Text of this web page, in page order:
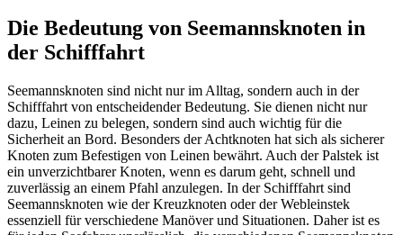
Die Bedeutung von Seemannsknoten in
der Schifffahrt
Seemannsknoten sind nicht nur im Alltag, sondern auch in der
Schifffahrt von entscheidender Bedeutung. Sie dienen nicht nur
dazu, Leinen zu belegen, sondern sind auch wichtig für die
Sicherheit an Bord. Besonders der Achtknoten hat sich als sicherer
Knoten zum Befestigen von Leinen bewährt. Auch der Palstek ist
ein unverzichtbarer Knoten, wenn es darum geht, schnell und
zuverlässig an einem Pfahl anzulegen. In der Schifffahrt sind
Seemannsknoten wie der Kreuzknoten oder der Webleinstek
essenziell für verschiedene Manöver und Situationen. Daher ist es